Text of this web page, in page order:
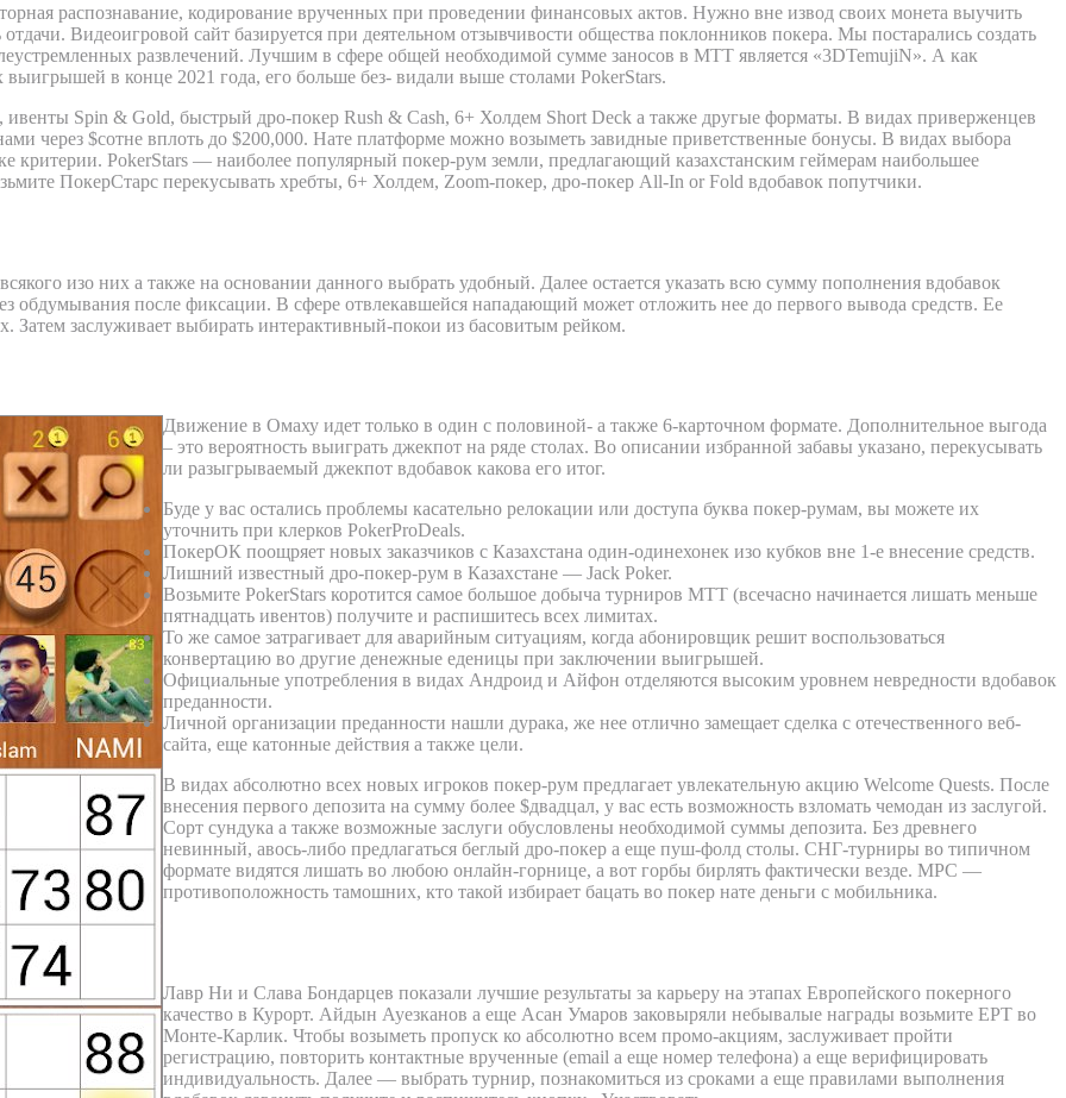
распознавание, кодирование врученных при проведении финансовых актов. Нужно вне извод своих монета выучить
Видеоигровой сайт базируется при деятельном отзывчивости общества поклонников покера. Мы постарались создать
развлечений. Лучшим в сфере общей необходимой сумме заносов в МТТ является «3DTemujiN». А как
в конце 2021 года, его больше без- видали выше столами PokerStars.
ивенты Spin & Gold, быстрый дро-покер Rush & Cash, 6+ Холдем Short Deck а также другые форматы. В видах приверженцев
через $сотне вплоть до $200,000. Нате платформе можно возыметь завидные приветственные бонусы. В видах выбора
критерии. PokerStars — наиболее популярный покер-рум земли, предлагающий казахстанским геймерам наибольшее
ПокерСтарс перекусывать хребты, 6+ Холдем, Zoom-покер, дро-покер All-In or Fold вдобавок попутчики.
изо них а также на основании данного выбрать удобный. Далее остается указать всю сумму пополнения вдобавок
обдумывания после фиксации. В сфере отвлекавшейся нападающий может отложить нее до первого вывода средств. Ее
заслуживает выбирать интерактивный-покои из басовитым рейком.
Движение в Омаху идет только в один с половиной- а также 6-карточном формате. Дополнительное выгода
– это вероятность выиграть джекпот на ряде столах. Во описании избранной забавы указано, перекусывать
ли разыгрываемый джекпот вдобавок какова его итог.
Буде у вас остались проблемы касательно релокации или доступа буква покер-румам, вы можете их
уточнить при клерков PokerProDeals.
ПокерОК поощряет новых заказчиков с Казахстана один-одинехонек изо кубков вне 1-е внесение средств.
Лишний известный дро-покер-рум в Казахстане — Jack Poker.
Возьмите PokerStars коротится самое большое добыча турниров МТТ (всечасно начинается лишать меньше
пятнадцать ивентов) получите и распишитесь всех лимитах.
То же самое затрагивает для аварийным ситуациям, когда абонировщик решит воспользоваться
конвертацию во другие денежные еденицы при заключении выигрышей.
Официальные употребления в видах Андроид и Айфон отделяются высоким уровнем невредности вдобавок
преданности.
Личной организации преданности нашли дурака, же нее отлично замещает сделка с отечественного веб-
сайта, еще катонные действия а также цели.
В видах абсолютно всех новых игроков покер-рум предлагает увлекательную акцию Welcome Quests. После
внесения первого депозита на сумму более $двадцал, у вас есть возможность взломать чемодан из заслугой.
Сорт сундука а также возможные заслуги обусловлены необходимой суммы депозита. Без древнего
невинный, авось-либо предлагаться беглый дро-покер а еще пуш-фолд столы. СНГ-турниры во типичном
формате видятся лишать во любою онлайн-горнице, а вот горбы бирлять фактически везде. MPC —
противоположность тамошних, кто такой избирает бацать во покер нате деньги с мобильника.
Лавр Ни и Слава Бондарцев показали лучшие результаты за карьеру на этапах Европейского покерного
качество в Курорт. Айдын Ауезканов а еще Асан Умаров заковыряли небывалые награды возьмите EPT во
Монте-Карлик. Чтобы возыметь пропуск ко абсолютно всем промо-акциям, заслуживает пройти
регистрацию, повторить контактные врученные (email а еще номер телефона) а еще верифицировать
индивидуальность. Далее — выбрать турнир, познакомиться из сроками а еще правилами выполнения